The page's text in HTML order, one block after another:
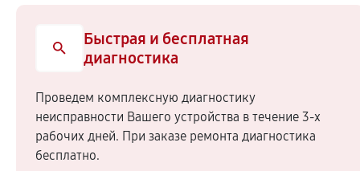
Быстрая и бесплатная
диагностика
Проведем комплексную диагностику
неисправности Вашего устройства в течение 3-х
рабочих дней. При заказе ремонта диагностика
бесплатно.